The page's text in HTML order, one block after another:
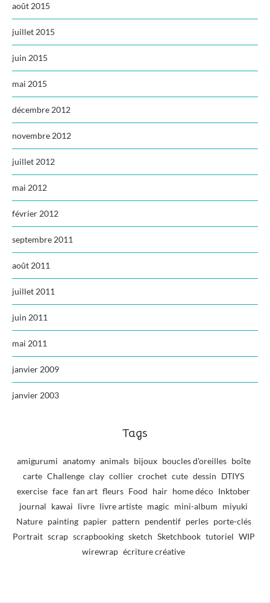
août 2015
juillet 2015
juin 2015
mai 2015
décembre 2012
novembre 2012
juillet 2012
mai 2012
février 2012
septembre 2011
août 2011
juillet 2011
juin 2011
mai 2011
janvier 2009
janvier 2003
Tags
amigurumi anatomy animals bijoux boucles d'oreilles boîte
carte Challenge clay collier crochet cute dessin DTIYS
exercise face fan art fleurs Food hair home déco Inktober
journal kawai livre livre artiste magic mini-album miyuki
Nature painting papier pattern pendentif perles porte-clés
Portrait scrap scrapbooking sketch Sketchbook tutoriel WIP
wirewrap écriture créative